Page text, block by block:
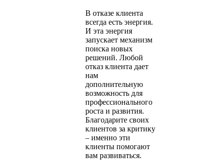
В отказе клиента
всегда есть энергия.
И эта энергия
запускает механизм
поиска новых
решений. Любой
отказ клиента дает
нам
дополнительную
возможность для
профессионального
роста и развития.
Благодарите своих
клиентов за критику
– именно эти
клиенты помогают
вам развиваться.